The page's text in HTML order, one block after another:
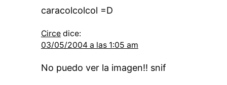
caracolcolcol =D
Circe dice:
03/05/2004 a las 1:05 am
No puedo ver la imagen!! snif